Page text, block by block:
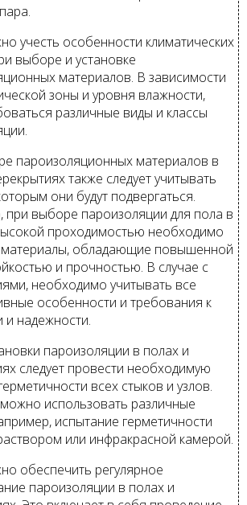
учесть особенности климатических
выборе и установке
материалов. В зависимости
зоны и уровня влажности,
различные виды и классы
пароизоляционных материалов в
также следует учитывать
они будут подвергаться.
при выборе пароизоляции для пола в
проходимостью необходимо
обладающие повышенной
и прочностью. В случае с
необходимо учитывать все
особенности и требования к
и надежности.
пароизоляции в полах и
следует провести необходимую
всех стыков и узлов.
использовать различные
испытание герметичности
или инфракрасной камерой.
обеспечить регулярное
пароизоляции в полах и